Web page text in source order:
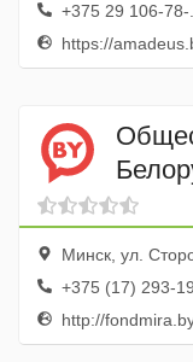
+375 29 106-78-...
https://
Минск, ул.
+375 (17) 293-
http://